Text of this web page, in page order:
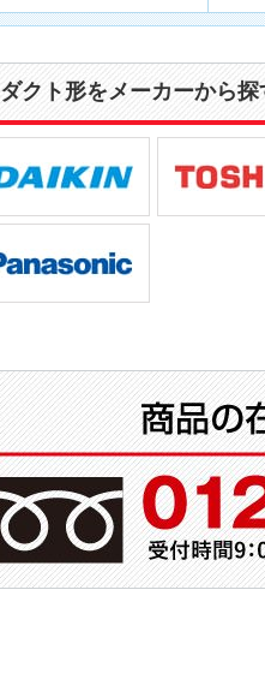
ダクト形をメーカーから探